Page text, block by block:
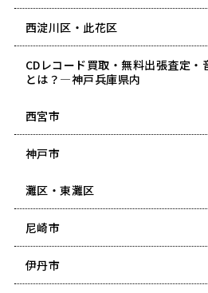
西淀川区・此花区
CDレコード買取・無料出張査定
とは？―神戸兵庫県内
西宮市
神戸市
灘区・東灘区
尼崎市
伊丹市